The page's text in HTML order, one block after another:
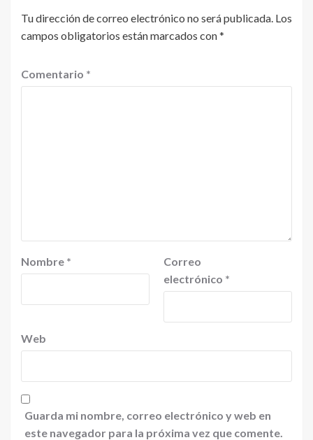
Tu dirección de correo electrónico no será publicada. Los
campos obligatorios están marcados con*
Comentario *
Nombre *
Correo
electrónico *
Web
Guarda mi nombre, correo electrónico y web en
este navegador para la próxima vez que comente.